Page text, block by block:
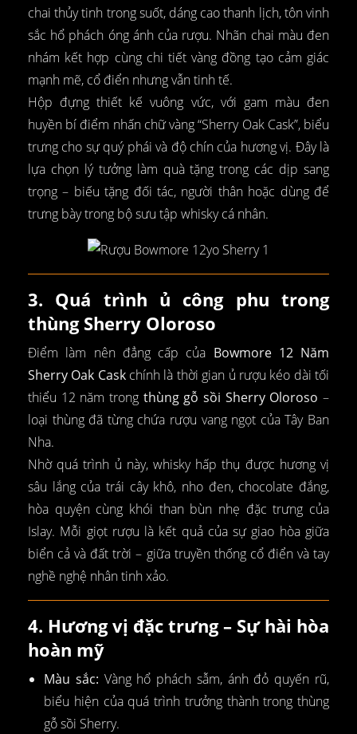
chai thủy tinh trong suốt, dáng cao thanh lịch, tôn vinh
sắc hổ phách óng ánh của rượu. Nhãn chai màu đen
nhám kết hợp cùng chi tiết vàng đồng tạo cảm giác
mạnh mẽ, cổ điển nhưng vẫn tinh tế.
Hộp đựng thiết kế vuông vức, với gam màu đen
huyền bí điểm nhấn chữ vàng “Sherry Oak Cask”, biểu
trưng cho sự quý phái và độ chín của hương vị. Đây là
lựa chọn lý tưởng làm quà tặng trong các dịp sang
trọng – biếu tặng đối tác, người thân hoặc dùng để
trưng bày trong bộ sưu tập whisky cá nhân.
3. Quá trình ủ công phu trong
thùng Sherry Oloroso
Điểm làm nên đẳng cấp của Bowmore 12 Năm
Sherry Oak Caskchính là thời gian ủ rượu kéo dài tối
thiểu 12 năm trong thùng gỗ sồi Sherry Oloroso –
loại thùng đã từng chứa rượu vang ngọt của Tây Ban
Nha.
Nhờ quá trình ủ này, whisky hấp thụ được hương vị
sâu lắng của trái cây khô, nho đen, chocolate đắng,
hòa quyện cùng khói than bùn nhẹ đặc trưng của
Islay. Mỗi giọt rượu là kết quả của sự giao hòa giữa
biển cả và đất trời – giữa truyền thống cổ điển và tay
nghề nghệ nhân tinh xảo.
4. Hương vị đặc trưng – Sự hài hòa
hoàn mỹ
Màu sắc: Vàng hổ phách sẫm, ánh đỏ quyến rũ,
biểu hiện của quá trình trưởng thành trong thùng
gỗ sồi Sherry.